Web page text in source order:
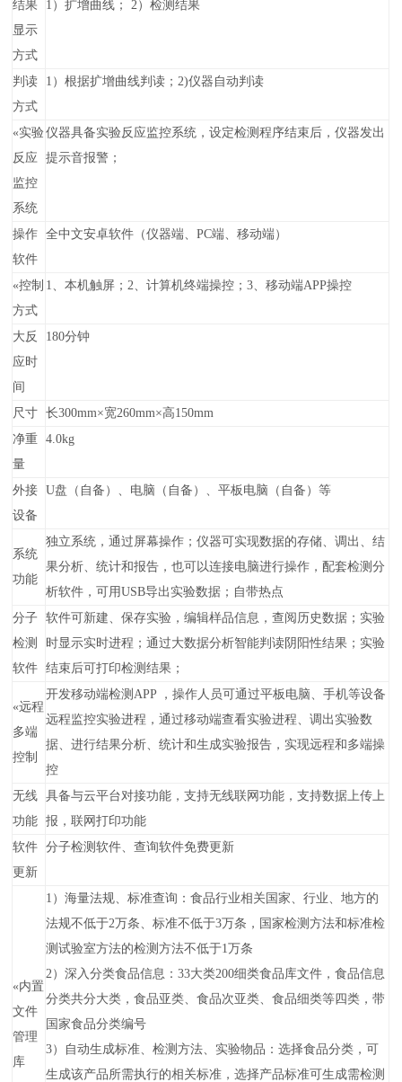
结果
显示
方式
1）扩增曲线； 2）检测结果
判读
方式
1）根据扩增曲线判读；2)仪器自动判读
«实验
反应
监控
系统
仪器具备实验反应监控系统，设定检测程序结束后，仪器发出
提示音报警；
操作
软件
全中文安卓软件（仪器端、PC端、移动端）
«控制
方式
1、本机触屏；2、计算机终端操控；3、移动端APP操控
大反
应时
间
180分钟
尺寸
长300mm×宽260mm×高150mm
净重
量
4.0kg
外接
设备
U盘（自备）、电脑（自备）、平板电脑（自备）等
系统
功能
独立系统，通过屏幕操作；仪器可实现数据的存储、调出、结
果分析、统计和报告，也可以连接电脑进行操作，配套检测分
析软件，可用USB导出实验数据；自带热点
分子
检测
软件
软件可新建、保存实验，编辑样品信息，查阅历史数据；实验
时显示实时进程；通过大数据分析智能判读阴阳性结果；实验
结束后可打印检测结果；
«远程
多端
控制
开发移动端检测APP ，操作人员可通过平板电脑、手机等设备
远程监控实验进程，通过移动端查看实验进程、调出实验数
据、进行结果分析、统计和生成实验报告，实现远程和多端操
控
无线
功能
具备与云平台对接功能，支持无线联网功能，支持数据上传上
报，联网打印功能
软件
更新
分子检测软件、查询软件免费更新
«内置
文件
管理
库
1）海量法规、标准查询：食品行业相关国家、行业、地方的
法规不低于2万条、标准不低于3万条，国家检测方法和标准检
测试验室方法的检测方法不低于1万条
2）深入分类食品信息：33大类200细类食品库文件，食品信息
分类共分大类，食品亚类、食品次亚类、食品细类等四类，带
国家食品分类编号
3）自动生成标准、检测方法、实验物品：选择食品分类，可
生成该产品所需执行的相关标准，选择产品标准可生成需检测